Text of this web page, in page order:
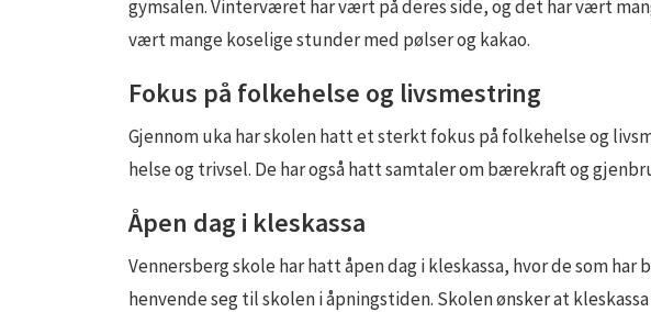
gymsalen. Vinterværet har vært på deres side, og det har vært
vært mange koselige stunder med pølser og kakao.
Fokus på folkehelse og livsmestring
Gjennom uka har skolen hatt et sterkt fokus på folkehelse og
helse og trivsel. De har også hatt samtaler om bærekraft og
Åpen dag i kleskassa
Vennersberg skole har hatt åpen dag i kleskassa, hvor de som
henvende seg til skolen i åpningstiden. Skolen ønsker at